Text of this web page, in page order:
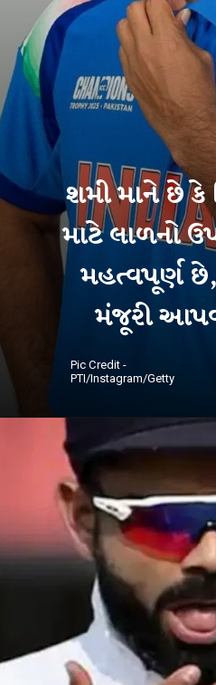
શમી માને છે કે
માટે લાળનો
મહત્વપૂર્ણ
મંજૂરી
Pic Credit -
PTI/Instagram/Getty